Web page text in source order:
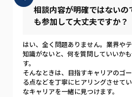
相談内容が明確ではないの
も参加して大丈夫ですか？
はい、全く問題ありません。業界や
知識がないと、何を質問していいか
す。
そんなときは、目指すキャリアのゴ
る点などを丁寧にヒアリングさせて
なキャリアを一緒に見つけます。